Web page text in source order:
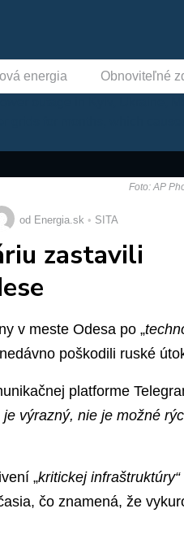
energia Obnoviteľné
Foto: AP
od Energia.sk SITA
zastavili
v meste Odesa po „
poškodili ruské
platforme
výrazný, nie je možné
„kritickej infraštruktúry“
čo znamená, že